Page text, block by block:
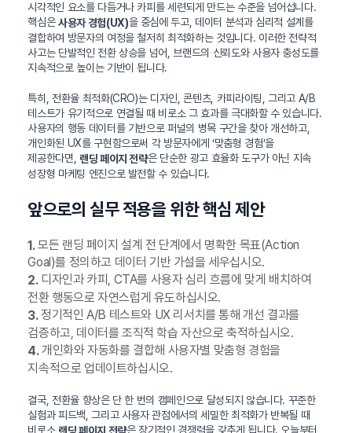
시각적인 요소를 다듬거나 카피를 세련되게 만드는 수준을 넘어섭니다.
핵심은사용자 경험(UX)을 중심에 두고, 데이터 분석과 심리적 설계를
결합하여 방문자의 여정을 철저히 최적화하는 것입니다. 이러한 전략적
사고는 단발적인 전환 상승을 넘어, 브랜드의 신뢰도와 사용자 충성도를
지속적으로 높이는 기반이 됩니다.
특히, 전환율 최적화(CRO)는 디자인, 콘텐츠, 카피라이팅, 그리고 A/B
테스트가 유기적으로 연결될 때 비로소 그 효과를 극대화할 수 있습니다.
사용자의 행동 데이터를 기반으로 퍼널의 병목 구간을 찾아 개선하고,
개인화된 UX를 구현함으로써 각 방문자에게 ‘맞춤형 경험’을
제공한다면, 랜딩 페이지 전략은 단순한 광고 효율화 도구가 아닌 지속
성장형 마케팅 엔진으로 발전할 수 있습니다.
앞으로의 실무 적용을 위한 핵심 제안
1.모든 랜딩 페이지 설계 전 단계에서 명확한 목표(Action
Goal)를 정의하고 데이터 기반 가설을 세우십시오.
2.디자인과 카피, CTA를 사용자 심리 흐름에 맞게 배치하여
전환 행동으로 자연스럽게 유도하십시오.
3.정기적인 A/B 테스트와 UX 리서치를 통해 개선 결과를
검증하고, 데이터를 조직적 학습 자산으로 축적하십시오.
4.개인화와 자동화를 결합해 사용자별 맞춤형 경험을
지속적으로 업데이트하십시오.
결국, 전환율 향상은 단 한 번의 캠페인으로 달성되지 않습니다. 꾸준한
실험과 피드백, 그리고 사용자 관점에서의 세밀한 최적화가 반복될 때
비로소 랜딩 페이지 전략은 장기적인 경쟁력을 갖추게 됩니다. 오늘부터